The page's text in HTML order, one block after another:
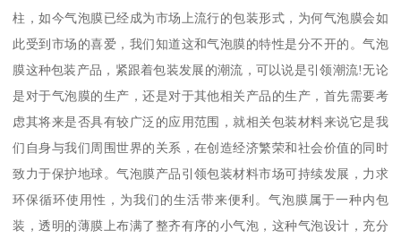
柱，如今气泡膜已经成为市场上流行的包装形式，为何气泡膜会如
此受到市场的喜爱，我们知道这和气泡膜的特性是分不开的。气泡
膜这种包装产品，紧跟着包装发展的潮流，可以说是引领潮流!无论
是对于气泡膜的生产，还是对于其他相关产品的生产，首先需要考
虑其将来是否具有较广泛的应用范围，就相关包装材料来说它是我
们自身与我们周围世界的关系，在创造经济繁荣和社会价值的同时
致力于保护地球。气泡膜产品引领包装材料市场可持续发展，力求
环保循环使用性，为我们的生活带来便利。气泡膜属于一种内包
装，透明的薄膜上布满了整齐有序的小气泡，这种气泡设计，充分